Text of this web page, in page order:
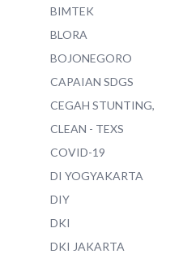
BIMTEK
BLORA
BOJONEGORO
CAPAIAN SDGS
CEGAH STUNTING,
CLEAN - TEXS
COVID-19
DI YOGYAKARTA
DIY
DKI
DKI JAKARTA